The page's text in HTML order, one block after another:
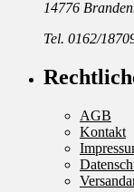
14776
Tel. 0162/
AGB
Kontakt